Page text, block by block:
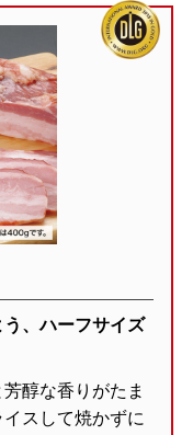
、ハーフサイズ
醇な香りがたま
スして焼かずに